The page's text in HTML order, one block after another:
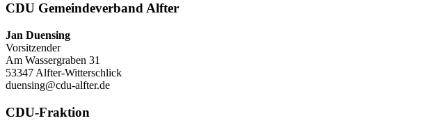
CDU Gemeindeverband Alfter
Jan Duensing
Vorsitzender
Am Wassergraben 31
53347 Alfter-Witterschlick
duensing@cdu-alfter.de
CDU-Fraktion